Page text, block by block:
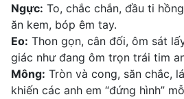
Ngực: To, chắc chắn, đầu ti
ăn kem, bóp êm tay.
Eo: Thon gọn, cân đối, ôm sát
giác như đang ôm trọn trái tim
Mông: Tròn và cong, săn chắc,
khiến các anh em “đứng hình”